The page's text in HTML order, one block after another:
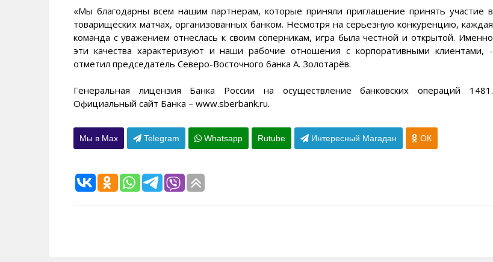
«Мы благодарны всем нашим партнерам, которые приняли приглашение принять участие в
товарищеских матчах, организованных банком. Несмотря на серьезную конкуренцию, каждая
команда с уважением отнеслась к своим соперникам, игра была честной и открытой. Именно
эти качества характеризуют и наши рабочие отношения с корпоративными клиентами, -
отметил председатель Северо-Восточного банка А. Золотарёв.
Генеральная лицензия Банка России на осуществление банковских операций 1481.
Официальный сайт Банка – www.sberbank.ru.
Мы в Max Telegram Whatsapp Rutube Интересный Магадан ОК